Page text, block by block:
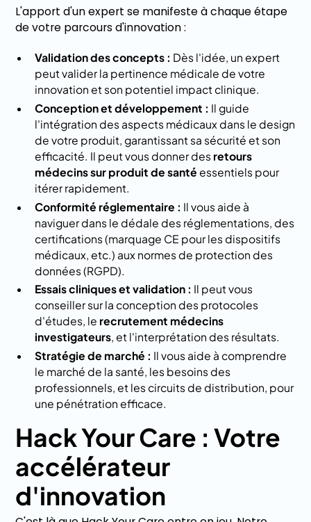
L'apport d'un expert se manifeste à chaque étape
de votre parcours d'innovation :
Validation des concepts : Dès l'idée, un expert
peut valider la pertinence médicale de votre
innovation et son potentiel impact clinique.
Conception et développement : Il guide
l'intégration des aspects médicaux dans le design
de votre produit, garantissant sa sécurité et son
efficacité. Il peut vous donner des retours
médecins sur produit de santé essentiels pour
itérer rapidement.
Conformité réglementaire : Il vous aide à
naviguer dans le dédale des réglementations, des
certifications (marquage CE pour les dispositifs
médicaux, etc.) aux normes de protection des
données (RGPD).
Essais cliniques et validation : Il peut vous
conseiller sur la conception des protocoles
d'études, le recrutement médecins
investigateurs, et l'interprétation des résultats.
Stratégie de marché : Il vous aide à comprendre
le marché de la santé, les besoins des
professionnels, et les circuits de distribution, pour
une pénétration efficace.
Hack Your Care : Votre
accélérateur
d'innovation